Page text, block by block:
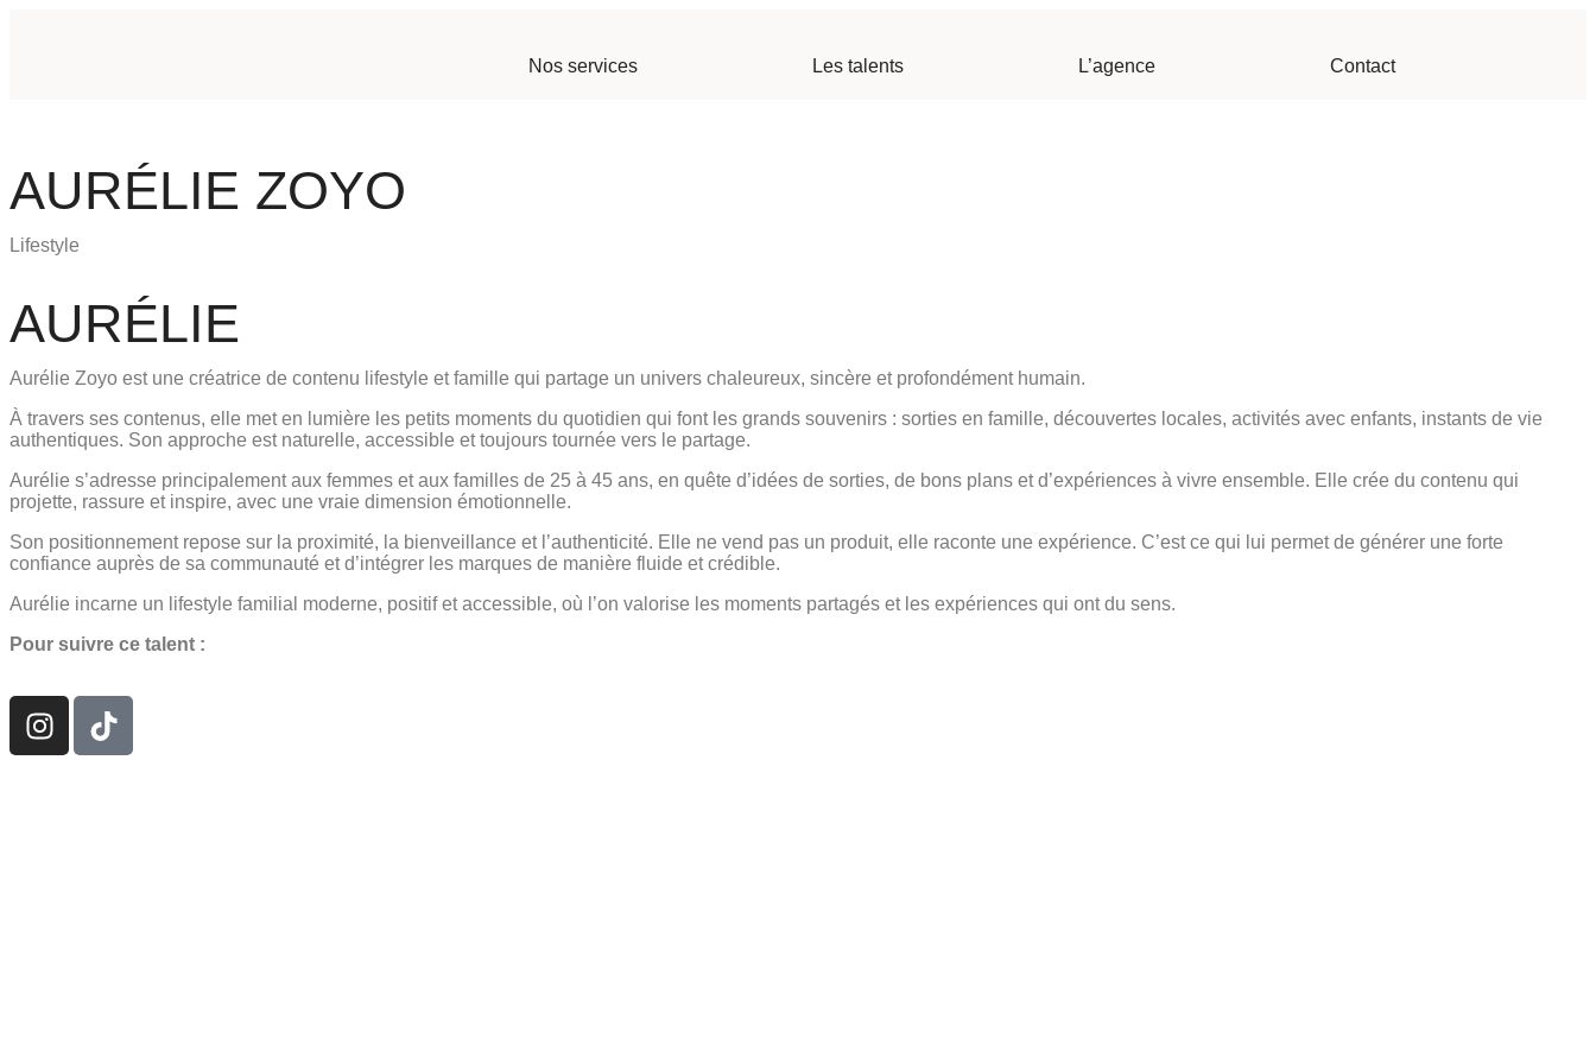
Nos services Les talents L’agence Contact
AURÉLIE ZOYO
Lifestyle
AURÉLIE
Aurélie Zoyo est une créatrice de contenu lifestyle et famille qui partage un univers chaleureux, sincère et profondément humain.
À travers ses contenus, elle met en lumière les petits moments du quotidien qui font les grands souvenirs : sorties en famille, découvertes locales, activités avec enfants, instants de vie
authentiques. Son approche est naturelle, accessible et toujours tournée vers le partage.
Aurélie s’adresse principalement aux femmes et aux familles de 25 à 45 ans, en quête d’idées de sorties, de bons plans et d’expériences à vivre ensemble. Elle crée du contenu qui
projette, rassure et inspire, avec une vraie dimension émotionnelle.
Son positionnement repose sur la proximité, la bienveillance et l’authenticité. Elle ne vend pas un produit, elle raconte une expérience. C’est ce qui lui permet de générer une forte
confiance auprès de sa communauté et d’intégrer les marques de manière fluide et crédible.
Aurélie incarne un lifestyle familial moderne, positif et accessible, où l’on valorise les moments partagés et les expériences qui ont du sens.
Pour suivre ce talent :